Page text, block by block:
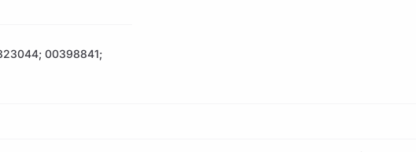
00398841;